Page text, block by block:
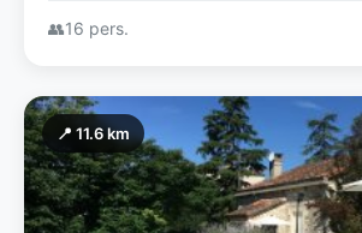
👥16 pers.
📍 11.6 km